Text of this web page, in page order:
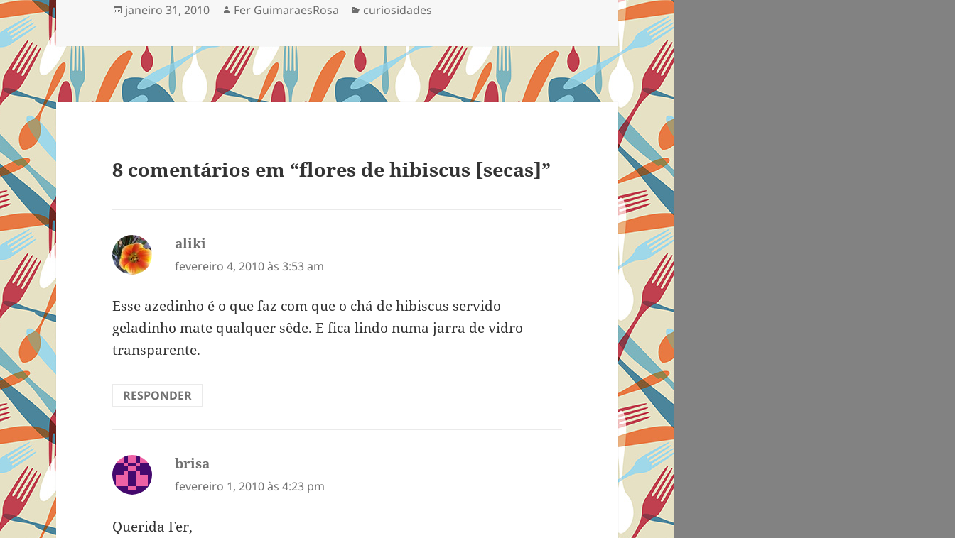
Publicado
janeiro 31, 2010 Autor
Fer GuimaraesRosa Categorias
curiosidades
8 comentários em “flores de hibiscus [secas]”
aliki
fevereiro 4, 2010 às 3:53 am
Esse azedinho é o que faz com que o chá de hibiscus servido
geladinho mate qualquer sêde. E fica lindo numa jarra de vidro
transparente.
RESPONDER
brisa
fevereiro 1, 2010 às 4:23 pm
Querida Fer,